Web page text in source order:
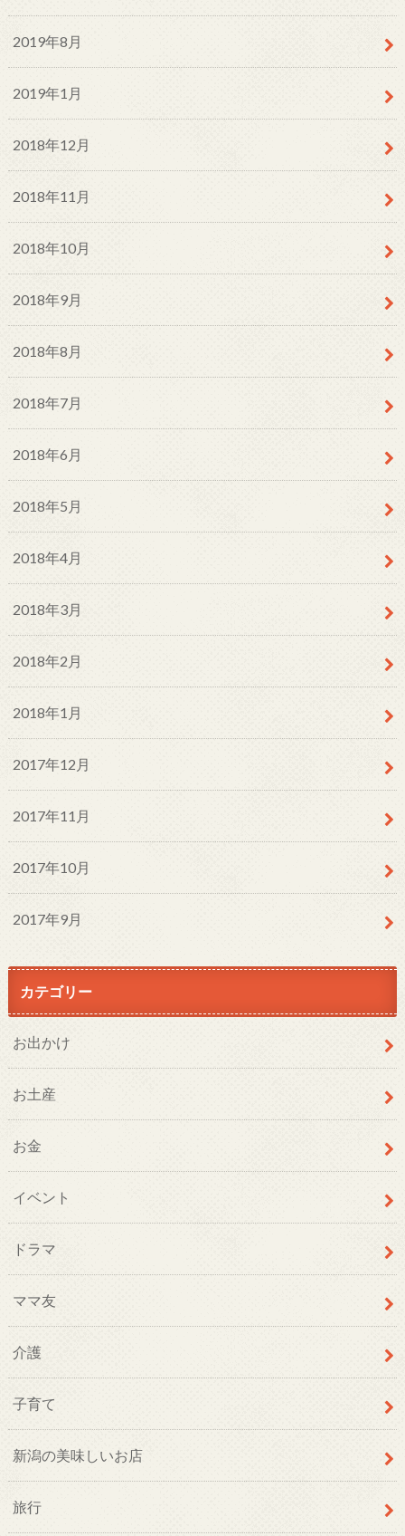
2019年8月
2019年1月
2018年12月
2018年11月
2018年10月
2018年9月
2018年8月
2018年7月
2018年6月
2018年5月
2018年4月
2018年3月
2018年2月
2018年1月
2017年12月
2017年11月
2017年10月
2017年9月
カテゴリー
お出かけ
お土産
お金
イベント
ドラマ
ママ友
介護
子育て
新潟の美味しいお店
旅行